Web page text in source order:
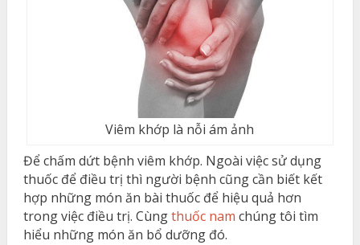
Viêm khớp là nỗi ám ảnh
Để chấm dứt bệnh viêm khớp. Ngoài việc sử dụng
thuốc để điều trị thì người bệnh cũng cần biết kết
hợp những món ăn bài thuốc để hiệu quả hơn
trong việc điều trị. Cùngthuốc nam chúng tôi tìm
hiểu những món ăn bổ dưỡng đó.